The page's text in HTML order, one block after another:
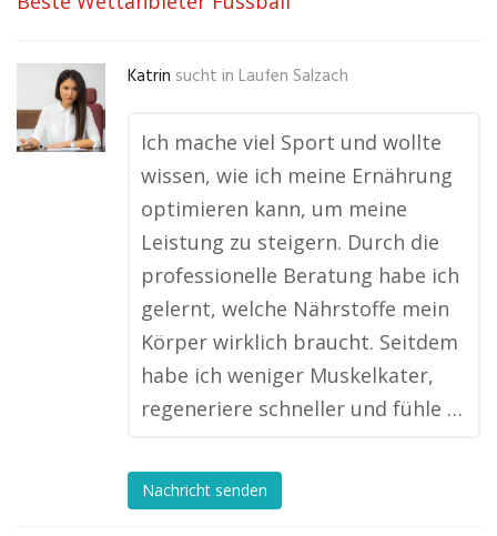
Katrin sucht in Laufen Salzach
Ich mache viel Sport und wollte
wissen, wie ich meine Ernährung
optimieren kann, um meine
Leistung zu steigern. Durch die
professionelle Beratung habe ich
gelernt, welche Nährstoffe mein
Körper wirklich braucht. Seitdem
habe ich weniger Muskelkater,
regeneriere schneller und fühle …
Nachricht senden